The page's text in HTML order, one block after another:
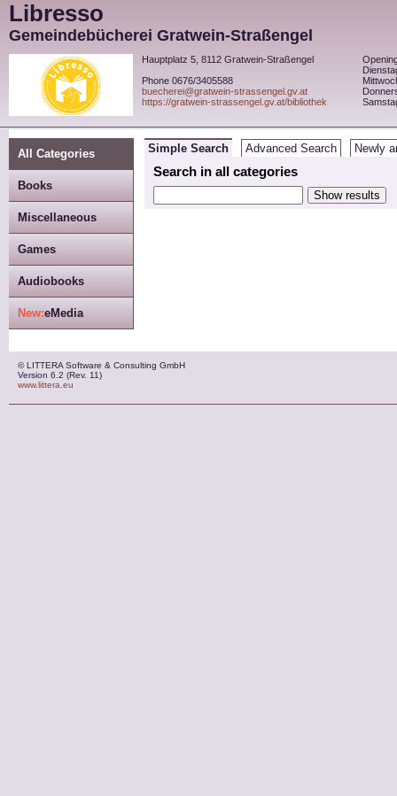
Libresso
Gemeindebücherei Gratwein-Straßengel
Hauptplatz 5, 8112 Gratwein-Straßengel
Phone 0676/3405588
buecherei@gratwein-strassengel.gv.at
https://gratwein-strassengel.gv.at/bibliothek
Simple Search Advanced Search Newly
Search in all categories
All Categories
Books
Miscellaneous
Games
Audiobooks
New:eMedia
© LITTERA Software & Consulting GmbH
Version 6.2 (Rev. 11)
www.littera.eu